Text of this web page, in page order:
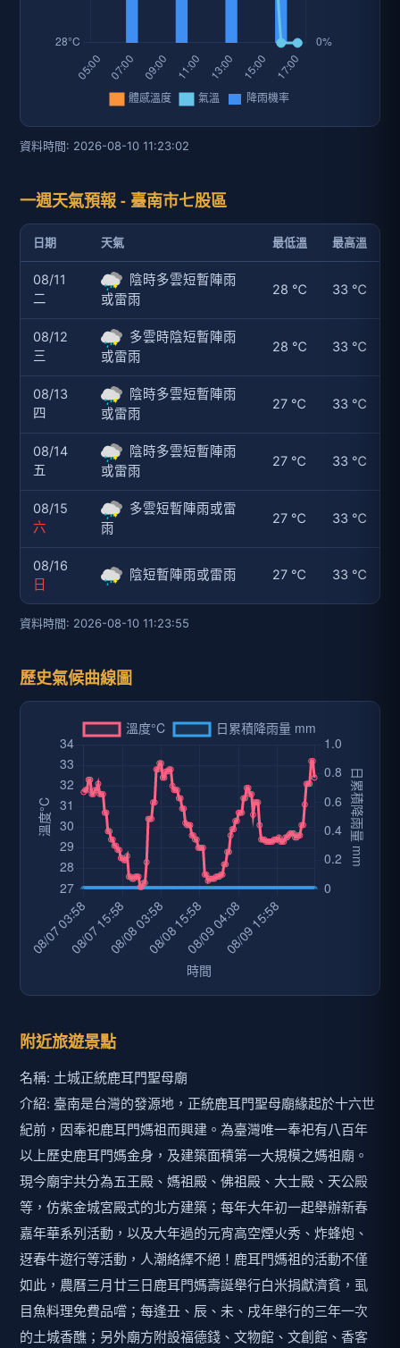
資料時間: 2026-08-10 11:23:02
一週天氣預報 - 臺南市七股區
日期 天氣 最低溫 最高溫
08/11
二
陰時多雲短暫陣雨
或雷雨
28 ℃ 33 ℃
08/12
三
多雲時陰短暫陣雨
或雷雨
28 ℃ 33 ℃
08/13
四
陰時多雲短暫陣雨
或雷雨
27 ℃ 33 ℃
08/14
五
陰時多雲短暫陣雨
或雷雨
27 ℃ 33 ℃
08/15
六
多雲短暫陣雨或雷
雨
27 ℃ 33 ℃
08/16
日
陰短暫陣雨或雷雨 27 ℃ 33 ℃
資料時間: 2026-08-10 11:23:55
歷史氣候曲線圖
附近旅遊景點
名稱: 土城正統鹿耳門聖母廟
介紹: 臺南是台灣的發源地，正統鹿耳門聖母廟緣起於十六世
紀前，因奉祀鹿耳門媽祖而興建。為臺灣唯一奉祀有八百年
以上歷史鹿耳門媽金身，及建築面積第一大規模之媽祖廟。
現今廟宇共分為五王殿、媽祖殿、佛祖殿、大士殿、天公殿
等，仿紫金城宮殿式的北方建築；每年大年初一起舉辦新春
嘉年華系列活動，以及大年過的元宵高空煙火秀、炸蜂炮、
迓春牛遊行等活動，人潮絡繹不絕！鹿耳門媽祖的活動不僅
如此，農曆三月廿三日鹿耳門媽壽誕舉行白米捐獻濟貧，虱
目魚料理免費品嚐；每逢丑、辰、未、戌年舉行的三年一次
的土城香醮；另外廟方附設福德錢、文物館、文創館、香客